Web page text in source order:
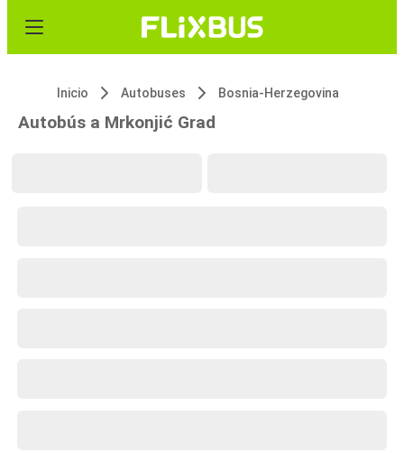
Inicio Autobuses Bosnia-Herzegovina
Autobús a Mrkonjić Grad